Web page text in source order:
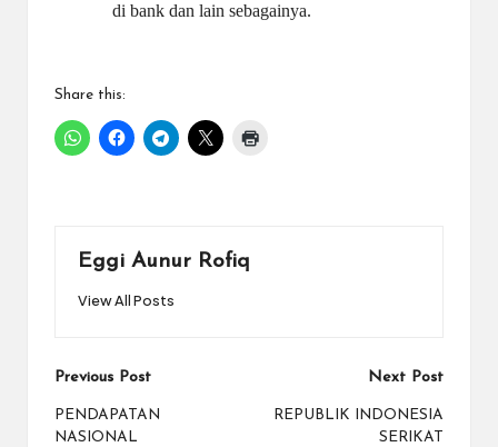
di bank dan lain sebagainya.
Share this:
Eggi Aunur Rofiq
View All Posts
Post
navigation
Previous Post
PENDAPATAN
NASIONAL
Next Post
REPUBLIK INDONESIA
SERIKAT